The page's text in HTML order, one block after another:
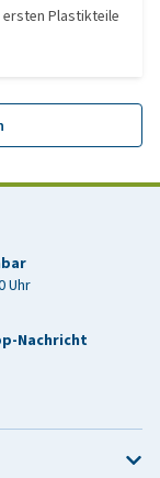
Plastikteile
Uhr
Nachricht